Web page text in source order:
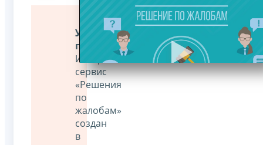
Уважаемые
пользователи!
Интернет-
сервис
«Решения
по
жалобам»
создан
в